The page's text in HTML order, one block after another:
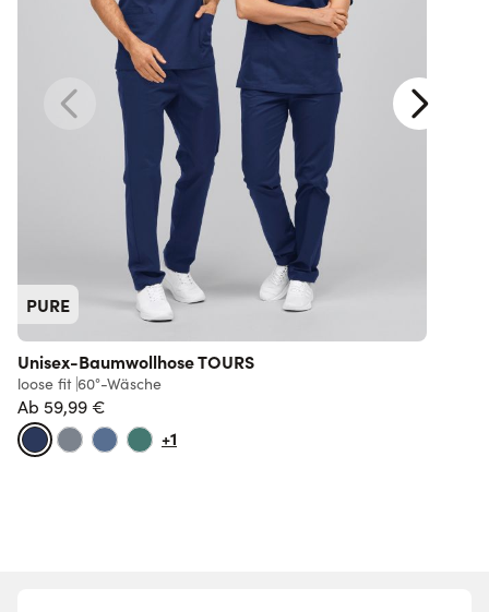
PURE
Unisex-Baumwollhose TOURS
loose fit 60°-Wäsche
Ab 59,99 €
+1